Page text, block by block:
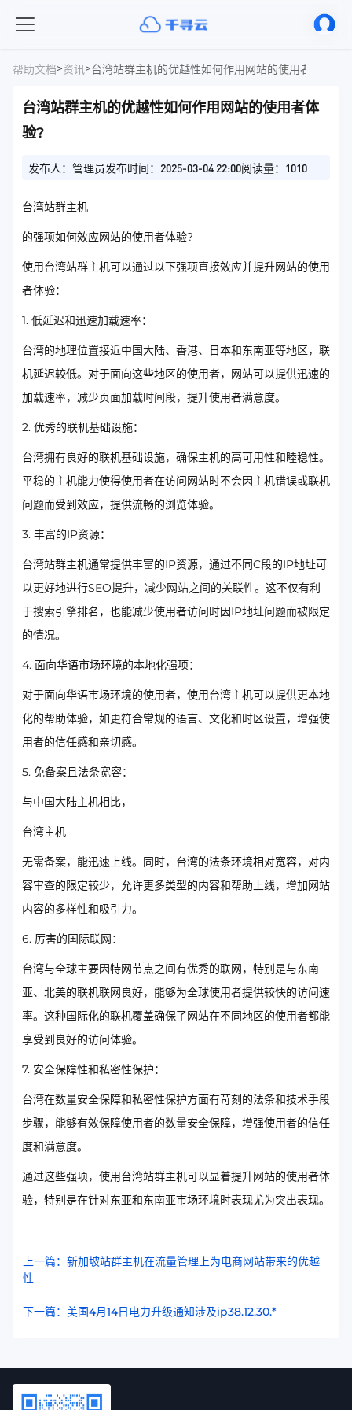
帮助文档>资讯>台湾站群主机的优越性如何作用网站的使用者体验?
台湾站群主机的优越性如何作用网站的使用者体
验?
发布人：管理员发布时间：2025-03-04 22:00阅读量：1010
台湾站群主机
的强项如何效应网站的使用者体验?
使用台湾站群主机可以通过以下强项直接效应并提升网站的使用
者体验：
1. 低延迟和迅速加载速率：
台湾的地理位置接近中国大陆、香港、日本和东南亚等地区，联
机延迟较低。对于面向这些地区的使用者，网站可以提供迅速的
加载速率，减少页面加载时间段，提升使用者满意度。
2. 优秀的联机基础设施：
台湾拥有良好的联机基础设施，确保主机的高可用性和睦稳性。
平稳的主机能力使得使用者在访问网站时不会因主机错误或联机
问题而受到效应，提供流畅的浏览体验。
3. 丰富的IP资源：
台湾站群主机通常提供丰富的IP资源，通过不同C段的IP地址可
以更好地进行SEO提升，减少网站之间的关联性。这不仅有利
于搜索引擎排名，也能减少使用者访问时因IP地址问题而被限定
的情况。
4. 面向华语市场环境的本地化强项：
对于面向华语市场环境的使用者，使用台湾主机可以提供更本地
化的帮助体验，如更符合常规的语言、文化和时区设置，增强使
用者的信任感和亲切感。
5. 免备案且法条宽容：
与中国大陆主机相比，
台湾主机
无需备案，能迅速上线。同时，台湾的法条环境相对宽容，对内
容审查的限定较少，允许更多类型的内容和帮助上线，增加网站
内容的多样性和吸引力。
6. 厉害的国际联网：
台湾与全球主要因特网节点之间有优秀的联网，特别是与东南
亚、北美的联机联网良好，能够为全球使用者提供较快的访问速
率。这种国际化的联机覆盖确保了网站在不同地区的使用者都能
享受到良好的访问体验。
7. 安全保障性和私密性保护：
台湾在数量安全保障和私密性保护方面有苛刻的法条和技术手段
步骤，能够有效保障使用者的数量安全保障，增强使用者的信任
度和满意度。
通过这些强项，使用台湾站群主机可以显着提升网站的使用者体
验，特别是在针对东亚和东南亚市场环境时表现尤为突出表现。
上一篇：新加坡站群主机在流量管理上为电商网站带来的优越
性
下一篇：美国4月14日电力升级通知涉及ip38.12.30.*